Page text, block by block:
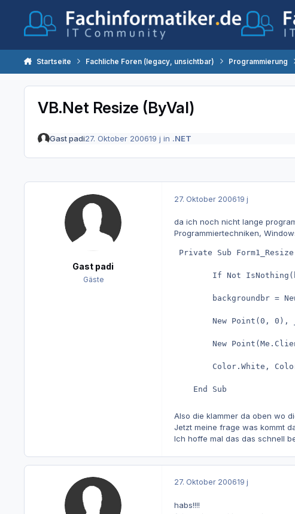
Startseite Fachliche Foren (legacy, unsichtbar) Programmierung
VB.Net Resize (ByVal)
Gast padi27. Oktober 200619 j in .NET
Gast padi
Gäste
27. Oktober 200619 j
da ich noch nicht lange
Programmiertechniken,
Private Sub
If Not
backgroundbr =
        New Point(0, 0), _
New
Color.White,
    End Sub
Also die klammer da oben wo
Jetzt meine frage was kommt
Ich hoffe mal das das schnell
27. Oktober 200619 j
habs!!!!